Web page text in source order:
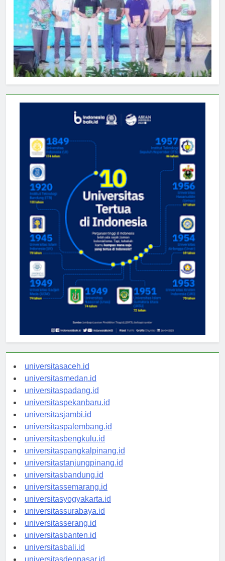
universitasaceh.id
universitasmedan.id
universitaspadang.id
universitaspekanbaru.id
universitasjambi.id
universitaspalembang.id
universitasbengkulu.id
universitaspangkalpinang.id
universitastanjungpinang.id
universitasbandung.id
universitassemarang.id
universitasyogyakarta.id
universitassurabaya.id
universitasserang.id
universitasbanten.id
universitasbali.id